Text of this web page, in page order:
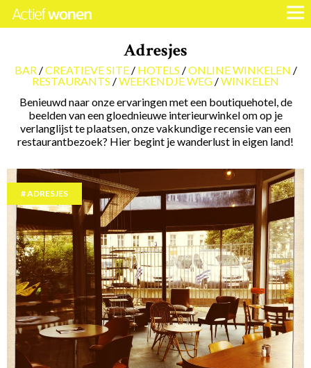
Adresjes
BAR CREATIEVE SITE HOTELS
ONLINE WINKELEN
RESTAURANTS
WEEKENDJE WEG
WINKELEN
Benieuwd naar onze ervaringen met een boutiquehotel, de
beelden van een gloednieuwe interieurwinkel om op je
verlanglijst te plaatsen, onze vakkundige recensie van een
restaurantbezoek? Hier begint je wanderlust in eigen land!
ADRESJES